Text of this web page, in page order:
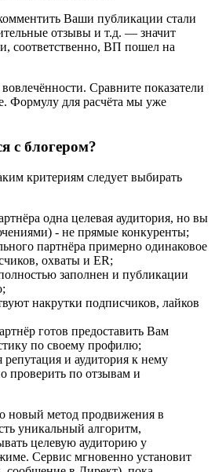
Ваши публикации стали
отзывы и т.д. — значит
соответственно, ВП пошел на
Сравните показатели
Формулу для расчёта мы уже
с блогером?
критериям следует выбирать
одна целевая аудитория, но вы
- не прямые конкуренты;
партнёра примерно одинаковое
охваты и ER;
заполнен и публикации
накрутки подписчиков, лайков
готов предоставить Вам
по своему профилю;
репутация и аудитория к нему
проверить по отзывам и
новый метод продвижения в
уникальный алгоритм,
целевую аудиторию у
Сервис мгновенно установит